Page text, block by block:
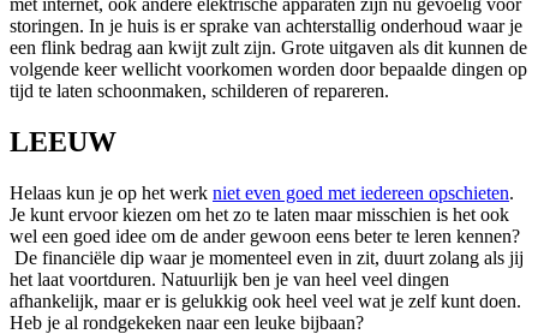
met internet, ook andere elektrische apparaten zijn nu gevoelig voor
storingen. In je huis is er sprake van achterstallig onderhoud waar je
een flink bedrag aan kwijt zult zijn. Grote uitgaven als dit kunnen de
volgende keer wellicht voorkomen worden door bepaalde dingen op
tijd te laten schoonmaken, schilderen of repareren.
LEEUW
Helaas kun je op het werk niet even goed met iedereen opschieten.
Je kunt ervoor kiezen om het zo te laten maar misschien is het ook
wel een goed idee om de ander gewoon eens beter te leren kennen?
De financiële dip waar je momenteel even in zit, duurt zolang als jij
het laat voortduren. Natuurlijk ben je van heel veel dingen
afhankelijk, maar er is gelukkig ook heel veel wat je zelf kunt doen.
Heb je al rondgekeken naar een leuke bijbaan?